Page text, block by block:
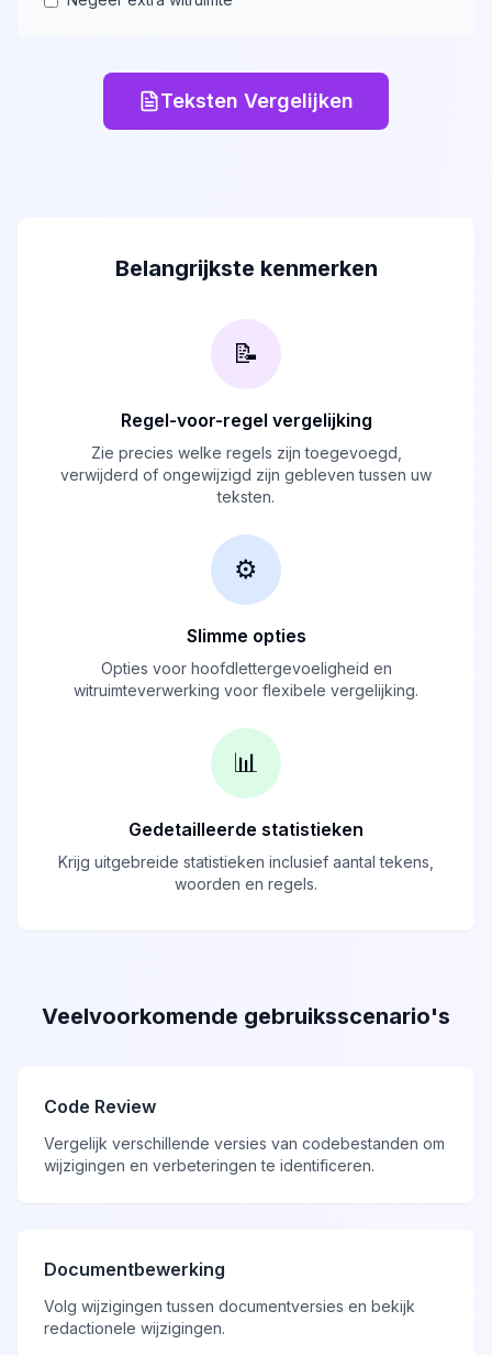
Teksten Vergelijken
Belangrijkste kenmerken
📝
Regel-voor-regel vergelijking
Zie precies welke regels zijn toegevoegd,
verwijderd of ongewijzigd zijn gebleven tussen uw
teksten.
⚙️
Slimme opties
Opties voor hoofdlettergevoeligheid en
witruimteverwerking voor flexibele vergelijking.
📊
Gedetailleerde statistieken
Krijg uitgebreide statistieken inclusief aantal tekens,
woorden en regels.
Veelvoorkomende gebruiksscenario's
Code Review
Vergelijk verschillende versies van codebestanden om
wijzigingen en verbeteringen te identificeren.
Documentbewerking
Volg wijzigingen tussen documentversies en bekijk
redactionele wijzigingen.